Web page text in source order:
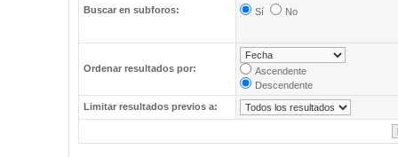
Buscar en subforos: Sí No
Ordenar resultados por:
Ascendente
Descendente
Limitar resultados previos a: